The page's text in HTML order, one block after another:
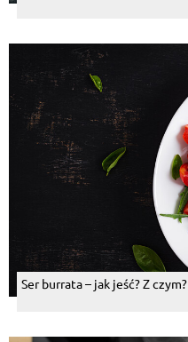
Ser burrata – jak jeść? Z czym?